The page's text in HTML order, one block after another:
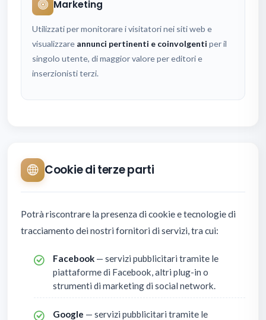
Marketing
Utilizzati per monitorare i visitatori nei siti web e
visualizzare annunci pertinenti e coinvolgenti per il
singolo utente, di maggior valore per editori e
inserzionisti terzi.
Cookie di terze parti
Potrà riscontrare la presenza di cookie e tecnologie di
tracciamento dei nostri fornitori di servizi, tra cui:
Facebook — servizi pubblicitari tramite le
piattaforme di Facebook, altri plug-in o
strumenti di marketing di social network.
Google — servizi pubblicitari tramite le